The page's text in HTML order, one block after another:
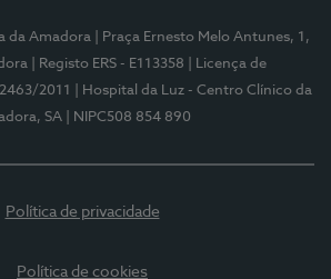
da Amadora
| Praça Ernesto Melo Antunes, 1,
| Registo ERS - E113358
| Licença de
2011
| Hospital da Luz - Centro Clínico da
SA
| NIPC508 854 890
Política de privacidade
Política de cookies